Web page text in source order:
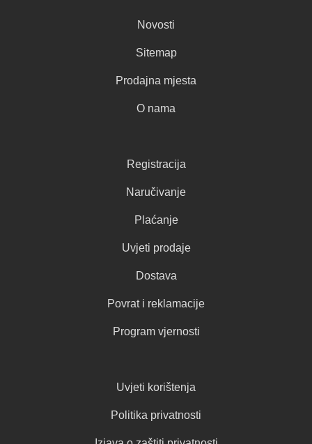
Novosti
Sitemap
Prodajna mjesta
O nama
Registracija
Naručivanje
Plaćanje
Uvjeti prodaje
Dostava
Povrat i reklamacije
Program vjernosti
Uvjeti korištenja
Politika privatnosti